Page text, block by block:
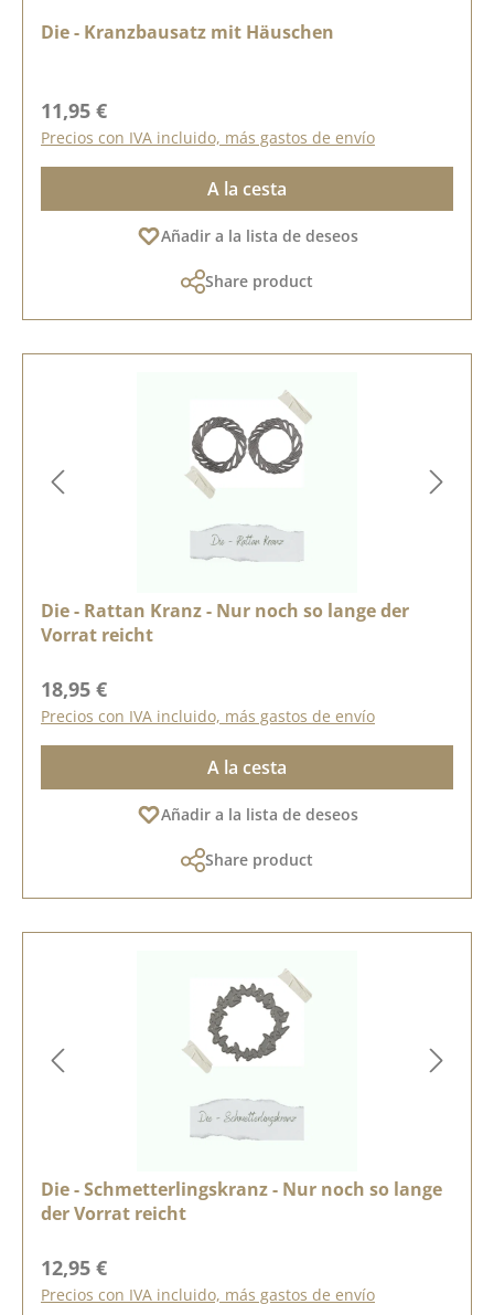
Die - Kranzbausatz mit Häuschen
Precio normal:
11,95 €
Precios con IVA incluido, más gastos de envío
A la cesta
Añadir a la lista de deseos
Share product
Die - Rattan Kranz - Nur noch so lange der
Vorrat reicht
Precio normal:
18,95 €
Precios con IVA incluido, más gastos de envío
A la cesta
Añadir a la lista de deseos
Share product
Die - Schmetterlingskranz - Nur noch so lange
der Vorrat reicht
Precio normal:
12,95 €
Precios con IVA incluido, más gastos de envío